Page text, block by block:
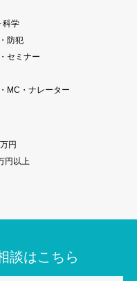
科学
防犯
セミナー
MC・ナレーター
円
円以上
談はこちら